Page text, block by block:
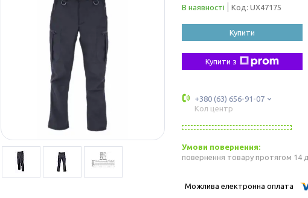
В наявності Код: UX47175
Купити
Купити з
+380 (63) 656-91-07
Кол центр
повернення товару протягом 14